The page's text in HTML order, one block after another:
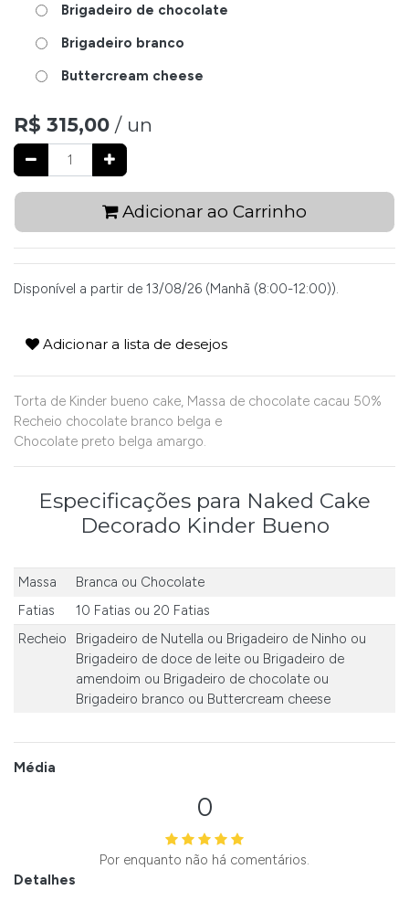
Brigadeiro de chocolate
Brigadeiro branco
Buttercream cheese
R$ 315,00 / un
Adicionar ao Carrinho
Disponível a partir de 13/08/26 (Manhã (8:00-12:00)).
Adicionar a lista de desejos
Torta de Kinder bueno cake, Massa de chocolate cacau 50%
Recheio chocolate branco belga e
Chocolate preto belga amargo.
Especificações para Naked Cake
Decorado Kinder Bueno
Massa Branca ou Chocolate
Fatias
10 Fatias ou 20 Fatias
Recheio
Brigadeiro de Nutella ou Brigadeiro de Ninho ou
Brigadeiro de doce de leiteou Brigadeiro de
amendoim ou Brigadeiro de chocolateou
Brigadeiro branco ou Buttercream cheese
Média
0
Por enquanto não há comentários.
Detalhes